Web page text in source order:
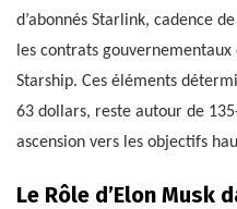
d’abonnés Starlink, cadence
les contrats
Starship. Ces éléments
63 dollars, reste autour de
ascension vers les objectifs
Le Rôle d’Elon Musk